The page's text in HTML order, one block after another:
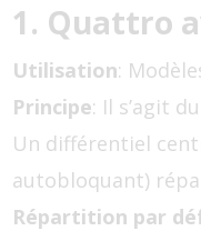
1. Quattro
Utilisation:
Principe: Il s’agit
Un différentiel
autobloquant)
Répartition par